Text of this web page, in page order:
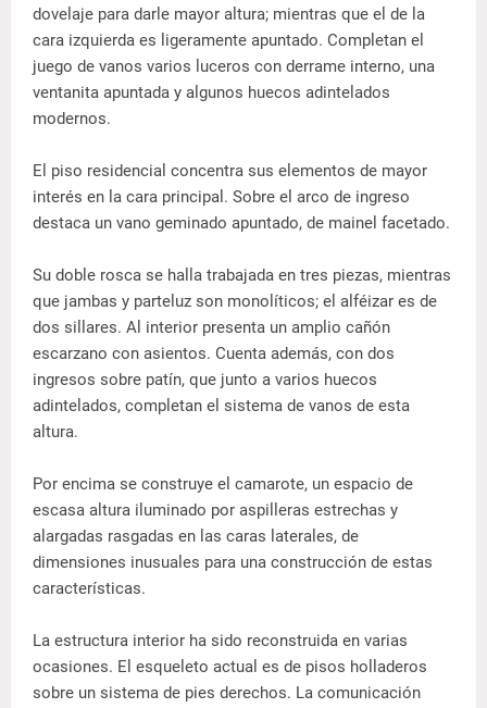
dovelaje para darle mayor altura; mientras que el de la
cara izquierda es ligeramente apuntado. Completan el
juego de vanos varios luceros con derrame interno, una
ventanita apuntada y algunos huecos adintelados
modernos.
El piso residencial concentra sus elementos de mayor
interés en la cara principal. Sobre el arco de ingreso
destaca un vano geminado apuntado, de mainel facetado.
Su doble rosca se halla trabajada en tres piezas, mientras
que jambas y parteluz son monolíticos; el alféizar es de
dos sillares. Al interior presenta un amplio cañón
escarzano con asientos. Cuenta además, con dos
ingresos sobre patín, que junto a varios huecos
adintelados, completan el sistema de vanos de esta
altura.
Por encima se construye el camarote, un espacio de
escasa altura iluminado por aspilleras estrechas y
alargadas rasgadas en las caras laterales, de
dimensiones inusuales para una construcción de estas
características.
La estructura interior ha sido reconstruida en varias
ocasiones. El esqueleto actual es de pisos holladeros
sobre un sistema de pies derechos. La comunicación